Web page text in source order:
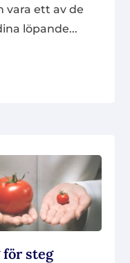
vara ett av de
löpande...
för steg